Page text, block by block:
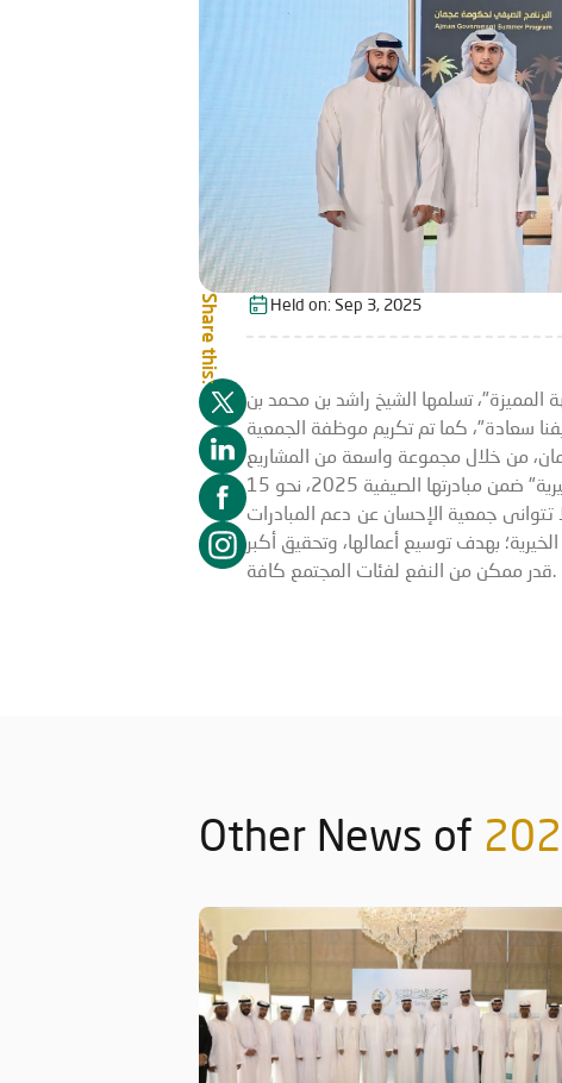
Share this: Held on:Sep 3, 2025
المميزة"، تسلمها الشيخ راشد بن محمد بن
سعادة"، كما تم تكريم موظفة الجمعية
من خلال مجموعة واسعة من المشاريع
والمبادرات الخيرية والإنسانية تحت مسمى "صيفنا إحسان" استفادت منها فئات مجتمعية عدة. ونفذت "الإحسان الخيرية" ضمن مبادرتها الصيفية 2025، نحو 15
جمعية الإحسان عن دعم المبادرات
بهدف توسيع أعمالها، وتحقيق أكبر
قدر ممكن من النفع لفئات المجتمع كافة.
Other News of